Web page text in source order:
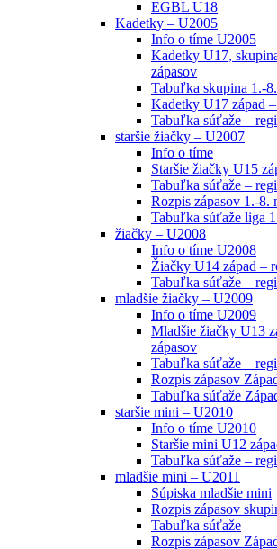
EGBL U18
Kadetky – U2005
Info o tíme U2005
Kadetky U17,
zápasov
Tabuľka skupina 1.-
Kadetky U17 západ
Tabuľka súťaže –
staršie žiačky – U2007
Info o tíme
Staršie žiačky U15
Tabuľka súťaže –
Rozpis zápasov 1.-8.
Tabuľka súťaže liga
žiačky – U2008
Info o tíme U2008
Žiačky U14 západ –
Tabuľka súťaže –
mladšie žiačky – U2009
Info o tíme U2009
Mladšie žiačky U13
zápasov
Tabuľka súťaže –
Rozpis zápasov
Tabuľka súťaže
staršie mini – U2010
Info o tíme U2010
Staršie mini U12
Tabuľka súťaže –
mladšie mini – U2011
Súpiska mladšie mini
Rozpis zápasov
Tabuľka súťaže
Rozpis zápasov